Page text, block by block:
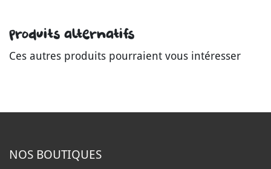
Produits alternatifs
Ces autres produits pourraient vous intéresser
NOS BOUTIQUES